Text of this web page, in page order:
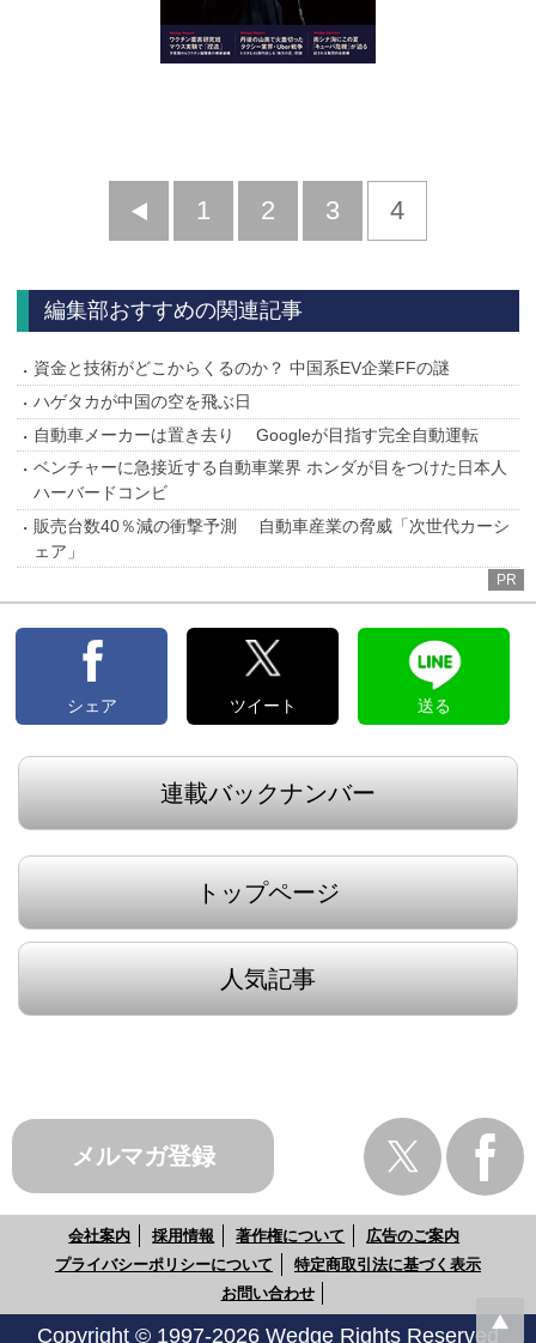
前
1 2 3 4
編集部おすすめの関連記事
資金と技術がどこからくるのか？ 中国系EV企業FFの謎
ハゲタカが中国の空を飛ぶ日
自動車メーカーは置き去り Googleが目指す完全自動運転
ベンチャーに急接近する自動車業界 ホンダが目をつけた日本人
ハーバードコンビ
販売台数40％減の衝撃予測 自動車産業の脅威「次世代カーシ
ェア」
PR
シェア ツイート 送る
連載バックナンバー
トップページ
人気記事
メルマガ登録
会社案内 採用情報 著作権について
広告のご案内
プライバシーポリシーについて
特定商取引法に基づく表示
お問い合わせ
Copyright © 1997-2026 Wedge Rights Reserved